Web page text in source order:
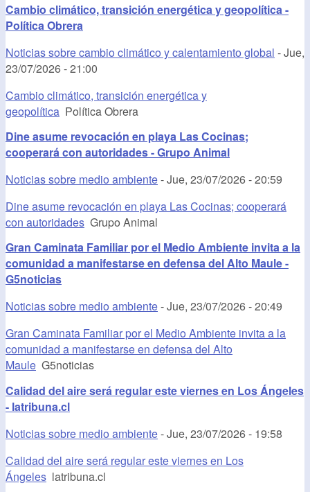
Cambio climático, transición energética y geopolítica -
Política Obrera
Noticias sobre cambio climático y calentamiento global -Jue,
23/07/2026 - 21:00
Cambio climático, transición energética y
geopolítica Política Obrera
Dine asume revocación en playa Las Cocinas;
cooperará con autoridades - Grupo Animal
Noticias sobre medio ambiente-Jue, 23/07/2026 - 20:59
Dine asume revocación en playa Las Cocinas; cooperará
con autoridades Grupo Animal
Gran Caminata Familiar por el Medio Ambiente invita a la
comunidad a manifestarse en defensa del Alto Maule -
G5noticias
Noticias sobre medio ambiente-Jue, 23/07/2026 - 20:49
Gran Caminata Familiar por el Medio Ambiente invita a la
comunidad a manifestarse en defensa del Alto
Maule G5noticias
Calidad del aire será regular este viernes en Los Ángeles
- latribuna.cl
Noticias sobre medio ambiente-Jue, 23/07/2026 - 19:58
Calidad del aire será regular este viernes en Los
Ángeles latribuna.cl